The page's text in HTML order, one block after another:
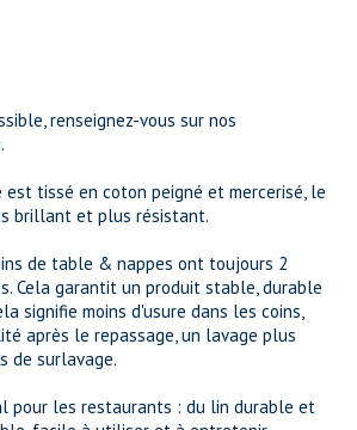
renseignez-vous sur nos
tissé en coton peigné et mercerisé, le
brillant et plus résistant.
de table & nappes ont toujours 2
Cela garantit un produit stable, durable
signifie moins d'usure dans les coins,
après le repassage, un lavage plus
de surlavage.
pour les restaurants : du lin durable et